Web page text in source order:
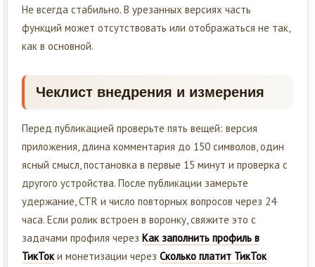
Не всегда стабильно. В урезанных версиях часть
функций может отсутствовать или отображаться не так,
как в основной.
Чеклист внедрения и измерения
Перед публикацией проверьте пять вещей: версия
приложения, длина комментария до 150 символов, один
ясный смысл, постановка в первые 15 минут и проверка с
другого устройства. После публикации замерьте
удержание, CTR и число повторных вопросов через 24
часа. Если ролик встроен в воронку, свяжите это с
задачами профиля через Как заполнить профиль в
ТикТоки монетизации через Сколько платит ТикТок